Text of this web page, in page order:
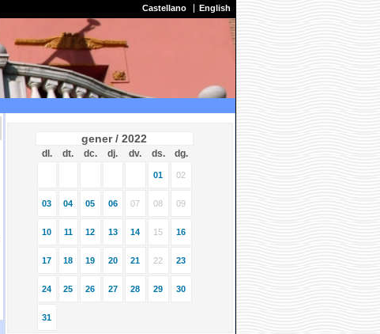
Castellano English
gener / 2022
dl. dt. dc. dj. dv. ds. dg.
01 02
03 04 05 06 07 08 09
10 11 12 13 14 15 16
17 18 19 20 21 22 23
24 25 26 27 28 29 30
31